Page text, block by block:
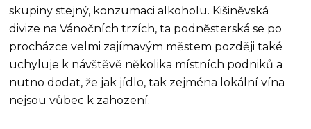
skupiny stejný, konzumaci alkoholu. Kišiněvská
divize na Vánočních trzích, ta podněsterská se po
procházce velmi zajímavým městem později také
uchyluje k návštěvě několika místních podniků a
nutno dodat, že jak jídlo, tak zejména lokální vína
nejsou vůbec k zahození.